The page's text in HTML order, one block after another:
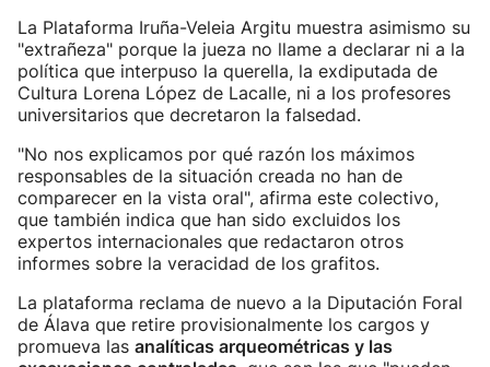
La Plataforma Iruña-Veleia Argitu muestra asimismo su
"extrañeza" porque la jueza no llame a declarar ni a la
política que interpuso la querella, la exdiputada de
Cultura Lorena López de Lacalle, ni a los profesores
universitarios que decretaron la falsedad.
"No nos explicamos por qué razón los máximos
responsables de la situación creada no han de
comparecer en la vista oral", afirma este colectivo,
que también indica que han sido excluidos los
expertos internacionales que redactaron otros
informes sobre la veracidad de los grafitos.
La plataforma reclama de nuevo a la Diputación Foral
de Álava que retire provisionalmente los cargos y
promueva las analíticas arqueométricas y las